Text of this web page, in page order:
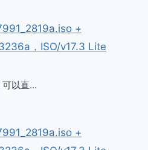
+
，ISO/v17.3 Lite
可以直…
+